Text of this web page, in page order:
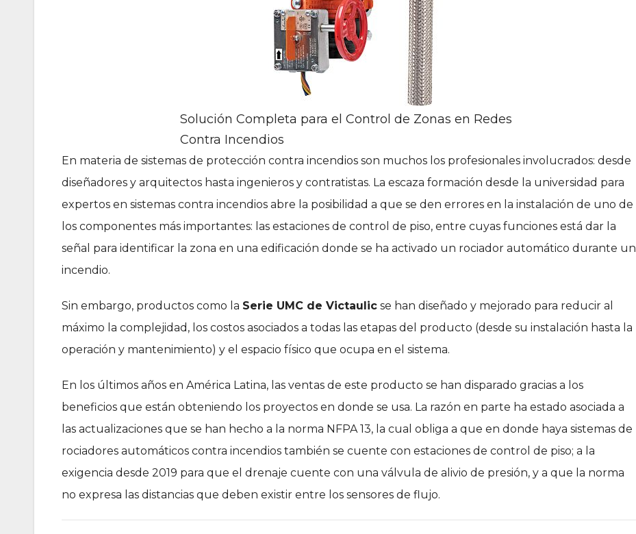
Solución Completa para el Control de Zonas en Redes
Contra Incendios
En materia de sistemas de protección contra incendios son muchos los profesionales involucrados: desde
diseñadores y arquitectos hasta ingenieros y contratistas. La escaza formación desde la universidad para
expertos en sistemas contra incendios abre la posibilidad a que se den errores en la instalación de uno de
los componentes más importantes: las estaciones de control de piso, entre cuyas funciones está dar la
señal para identificar la zona en una edificación donde se ha activado un rociador automático durante un
incendio.
Sin embargo, productos como la Serie UMC de Victaulic se han diseñado y mejorado para reducir al
máximo la complejidad, los costos asociados a todas las etapas del producto (desde su instalación hasta la
operación y mantenimiento) y el espacio físico que ocupa en el sistema.
En los últimos años en América Latina, las ventas de este producto se han disparado gracias a los
beneficios que están obteniendo los proyectos en donde se usa. La razón en parte ha estado asociada a
las actualizaciones que se han hecho a la norma NFPA 13, la cual obliga a que en donde haya sistemas de
rociadores automáticos contra incendios también se cuente con estaciones de control de piso; a la
exigencia desde 2019 para que el drenaje cuente con una válvula de alivio de presión, y a que la norma
no expresa las distancias que deben existir entre los sensores de flujo.